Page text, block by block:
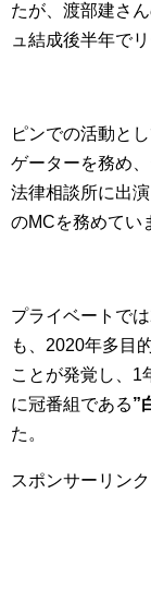
たが、渡部建さ
ュ結成後半年で
ピンでの活動と
ゲーターを務め
法律相談所に出
のMCを務めてい
プライベートで
も、2020年多目
ことが発覚し、1
に冠番組である”
た。
スポンサーリンク